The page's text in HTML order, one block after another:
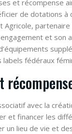
et récompense
de dotations
et
fédéraux
avec la
et financer les
lieu de vie et